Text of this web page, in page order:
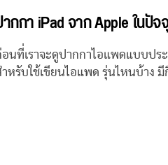
กกา iPad จาก Apple ในปั
อนที่เราจะดูปากกาไอแพดแบบป
หรับใช้เขียนไอแพด รุ่นไหนบ้าง